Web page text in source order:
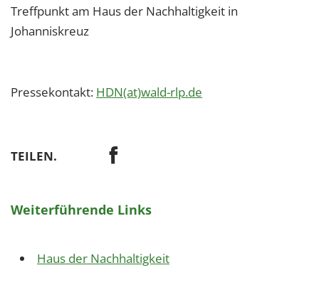
Treffpunkt am Haus der Nachhaltigkeit in
Johanniskreuz
Pressekontakt: HDN(at)wald-rlp.de
TEILEN.
Weiterführende Links
Haus der Nachhaltigkeit